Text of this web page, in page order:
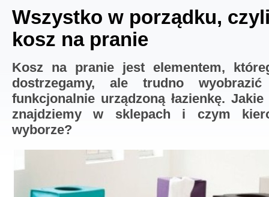
Wszystko w porządku,
kosz na pranie
Kosz na pranie jest elementem,
dostrzegamy, ale trudno
funkcjonalnie urządzoną łazienkę.
znajdziemy w sklepach i czym
wyborze?